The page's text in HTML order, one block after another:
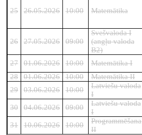
25 26.05.2026 10:00 Matemātika
26 27.05.2026 09:00
Svešvaloda I
(angļu valoda
B2)
27 01.06.2026 10:00 Matemātika I
28
01.06.2026 10:00 Matemātika II
29
03.06.2026 10:00
Latviešu valoda
I
30 04.06.2026 09:00
Latviešu valoda
I
31 10.06.2026 10:00
Programmēšana
II